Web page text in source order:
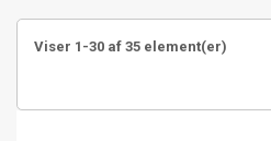
Viser 1-30 af 35 element(er)